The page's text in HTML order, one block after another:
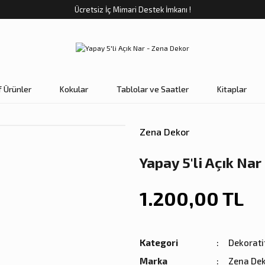
Ücretsiz İç Mimari Destek İmkanı !
Ürünler Kokular Tablolar ve Saatler Kitaplar
Zena Dekor
Yapay 5'li Açık Nar
1.200,00 TL
Kategori
Marka
Zena